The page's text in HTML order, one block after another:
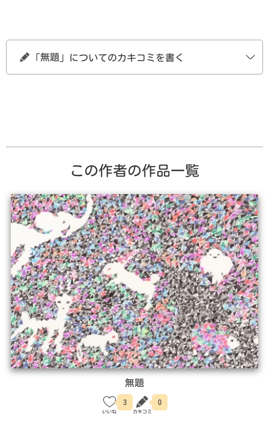
「無題 」 についてのカキコミを書く
この作者の作品一覧
無題
3 0